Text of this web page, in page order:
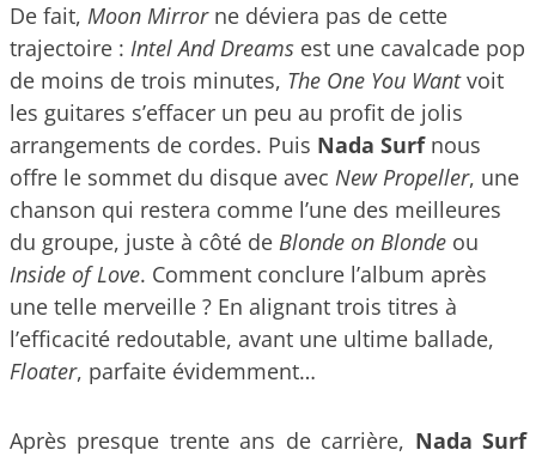
De fait, Moon Mirror ne déviera pas de cette
trajectoire : Intel And Dreams est une cavalcade pop
de moins de trois minutes, The One You Wantvoit
les guitares s’effacer un peu au profit de jolis
arrangements de cordes. Puis Nada Surf nous
offre le sommet du disque avec New Propeller, une
chanson qui restera comme l’une des meilleures
du groupe, juste à côté de Blonde on Blonde ou
Inside of Love. Comment conclure l’album après
une telle merveille ? En alignant trois titres à
l’efficacité redoutable, avant une ultime ballade,
Floater, parfaite évidemment…
Après presque trente ans de carrière, Nada Surf